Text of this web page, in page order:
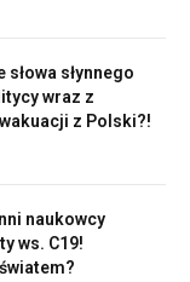
słynnego
wraz z
z Polski?!
naukowcy
ws. C19!